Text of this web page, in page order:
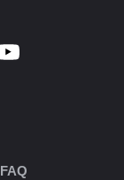
FAQ